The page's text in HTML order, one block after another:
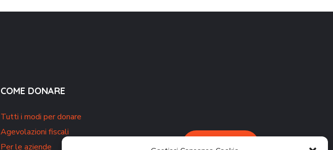
COME DONARE
Tutti i modi per donare
Agevolazioni fiscali
Per le aziende